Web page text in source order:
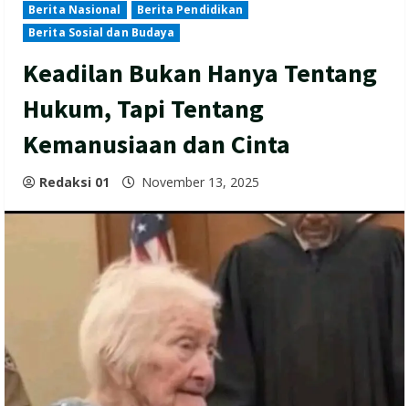
Berita Nasional
Berita Pendidikan
Berita Sosial dan Budaya
Keadilan Bukan Hanya Tentang
Hukum, Tapi Tentang
Kemanusiaan dan Cinta
Redaksi 01 November 13, 2025